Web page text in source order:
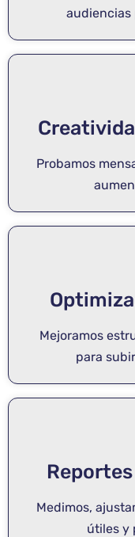
audiencias
Probamos
Mejoramos
para
Medimos,
útiles y